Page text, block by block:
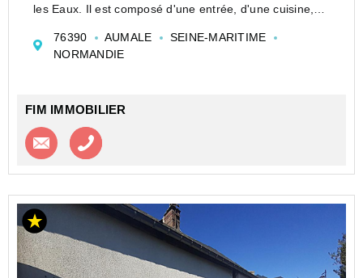
les Eaux. Il est composé d'une entrée, d'une cuisine,
d'une salle d'eau. Un ...
76390 AUMALE
SEINE-MARITIME
NORMANDIE
FIM IMMOBILIER
Contacter l'agence